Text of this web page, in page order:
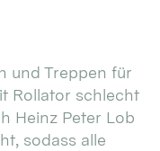
und Treppen für
Rollator schlecht
Heinz Peter Lob
sodass alle